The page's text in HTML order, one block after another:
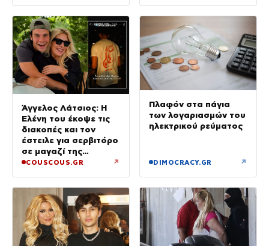
Άγγελος Λάτσιος: Η
Ελένη του έκοψε τις
διακοπές και τον
έστειλε για σερβιτόρο
σε μαγαζί της
Πεντέλης – Εκεί θα
COUSCOUS.GR ↗
Πλαφόν στα πάγια
των λογαριασμών του
ηλεκτρικού ρεύματος
DIMOCRACY.GR ↗